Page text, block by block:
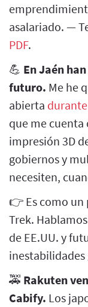
asalariado. —
PDF.
💪 En Jaén
futuro. Me he
abierta
que me cuenta
impresión 3D
gobiernos y
necesiten,
👉 Es como
Trek.
de EE.UU. y
inestabilidades
🚕 Rakuten
Cabify. Los